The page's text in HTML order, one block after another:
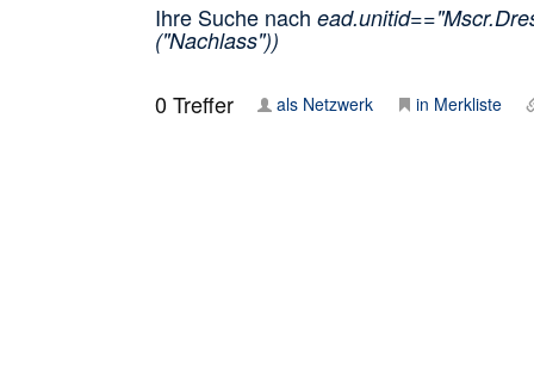
Ihre Suche nach
("Nachlass"))
0Treffer als Netzwerk in Merkliste